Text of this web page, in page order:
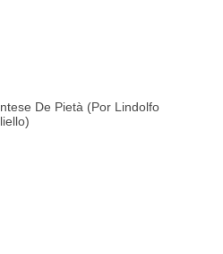
De Pietà (por Lindolfo